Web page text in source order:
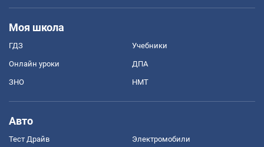
Моя школа
ГДЗ Учебники
Онлайн уроки ДПА
ЗНО НМТ
Авто
Тест Драйв Электромобили